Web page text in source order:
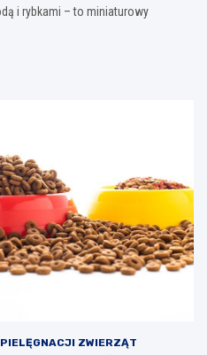
i rybkami – to miniaturowy
ZWIERZĄT